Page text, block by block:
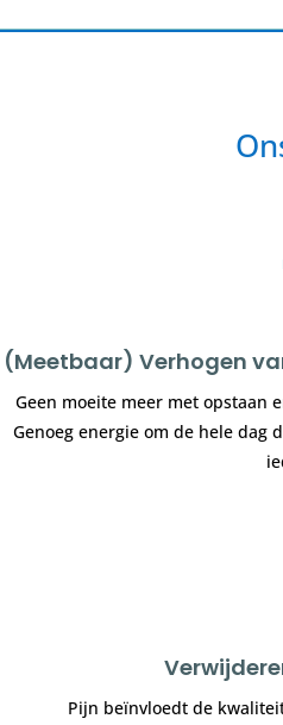
(Meetbaar) Verhogen
Geen moeite meer met opstaan
Genoeg energie om de hele dag
Pijn beïnvloedt de